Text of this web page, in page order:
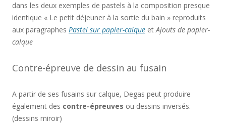
dans les deux exemples de pastels à la composition presque
identique « Le petit déjeuner à la sortie du bain » reproduits
aux paragraphes Pastel sur papier-calque etAjouts de papier-
calque
Contre-épreuve de dessin au fusain
A partir de ses fusains sur calque, Degas peut produire
également des contre-épreuves ou dessins inversés.
(dessins miroir)